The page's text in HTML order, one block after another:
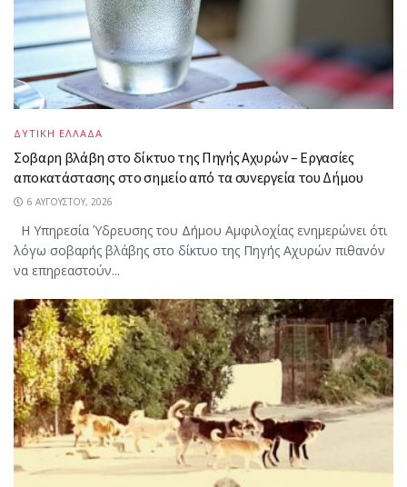
ΔΥΤΙΚΗ ΕΛΛΑΔΑ
Σοβαρη βλάβη στο δίκτυο της Πηγής Αχυρών – Εργασίες
αποκατάστασης στο σημείο από τα συνεργεία του Δήμου
6 ΑΥΓΟΎΣΤΟΥ, 2026
Η Υπηρεσία Ύδρευσης του Δήμου Αμφιλοχίας ενημερώνει ότι
λόγω σοβαρής βλάβης στο δίκτυο της Πηγής Αχυρών πιθανόν
να επηρεαστούν...